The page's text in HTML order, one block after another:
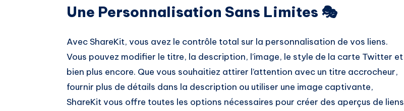
Une Personnalisation Sans Limites 🎭
Avec ShareKit, vous avez le contrôle total sur la personnalisation de vos liens.
Vous pouvez modifier le titre, la description, l’image, le style de la carte Twitter et
bien plus encore. Que vous souhaitiez attirer l’attention avec un titre accrocheur,
fournir plus de détails dans la description ou utiliser une image captivante,
ShareKit vous offre toutes les options nécessaires pour créer des aperçus de liens